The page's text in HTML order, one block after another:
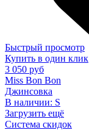
Быстрый просмотр
Купить в один клик
3 050 руб
Miss Bon Bon
Джинсовка
В наличии: S
Загрузить ещё
Система скидок